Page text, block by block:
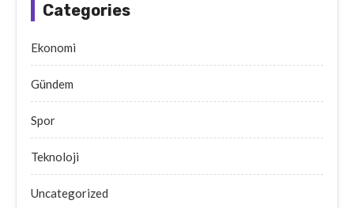
Categories
Ekonomi
Gündem
Spor
Teknoloji
Uncategorized